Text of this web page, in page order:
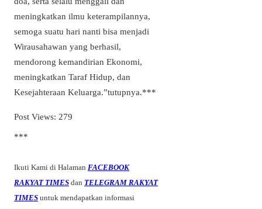
meningkatkan ilmu keterampilannya,
semoga suatu hari nanti bisa menjadi
Wirausahawan yang berhasil,
mendorong kemandirian Ekonomi,
meningkatkan Taraf Hidup, dan
Kesejahteraan Keluarga.”tutupnya.***
Post Views: 279
***
Ikuti Kami di Halaman FACEBOOK
RAKYAT TIMES dan TELEGRAM RAKYAT
TIMES untuk mendapatkan informasi